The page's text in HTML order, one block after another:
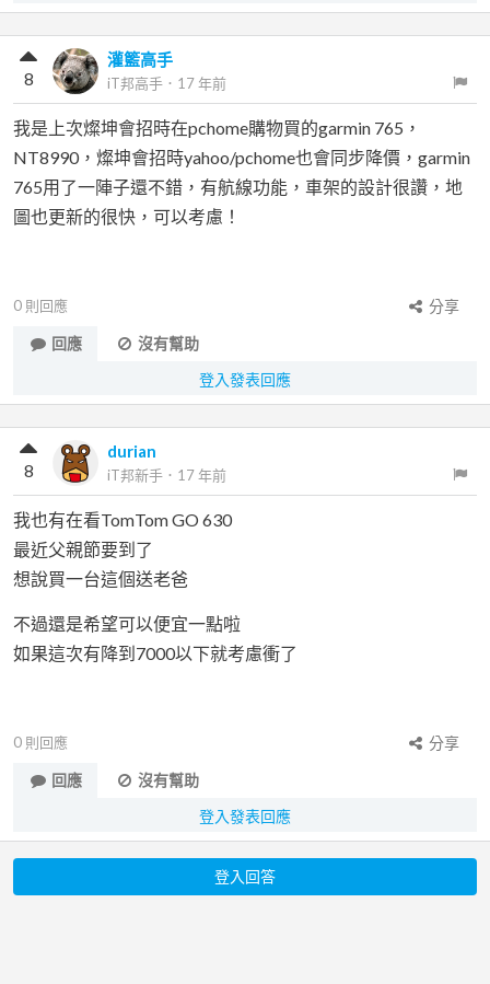
灌籃高手
iT邦高手 ． 17 年前
8
我是上次燦坤會招時在pchome購物買的garmin 765，
NT8990，燦坤會招時yahoo/pchome也會同步降價，garmin
765用了一陣子還不錯，有航線功能，車架的設計很讚，地
圖也更新的很快，可以考慮！
0 則回應
分享
回應
沒有幫助
登入發表回應
durian
iT邦新手 ． 17 年前
8
我也有在看TomTom GO 630
最近父親節要到了
想說買一台這個送老爸
不過還是希望可以便宜一點啦
如果這次有降到7000以下就考慮衝了
0 則回應
分享
回應
沒有幫助
登入發表回應
登入回答